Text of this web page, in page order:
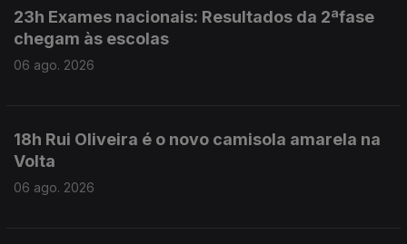
23h Exames nacionais: Resultados da 2ªfase
chegam às escolas
06 ago. 2026
18h Rui Oliveira é o novo camisola amarela na
Volta
06 ago. 2026